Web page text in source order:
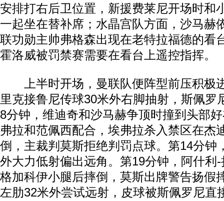
安排打右后卫位置，新援费莱尼开场时和
一起坐在替补席；水晶宫队方面，沙马赫
联功勋主帅弗格森出现在老特拉福德的看
霍洛威被罚禁赛需要在看台上遥控指挥。
上半时开场，曼联队便阵型前压积极
里克接鲁尼传球30米外右脚抽射，斯佩罗
8分钟，维迪奇和沙马赫争顶时撞到头部
弗拉和范佩西配合，埃弗拉杀入禁区在杰
倒，主裁判莫斯拒绝判罚点球。第14分钟
外大力低射偏出远角。第19分钟，阿什利
格加科伊小腿后摔倒，莫斯出牌警告扬假
左肋32米外尝试远射，皮球被斯佩罗尼直